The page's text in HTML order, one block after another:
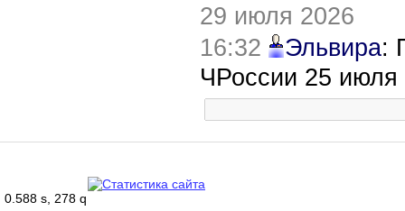
29 июля 2026
16:32
Эльвира:
ЧРоссии 25 июля
0.588 s, 278 q